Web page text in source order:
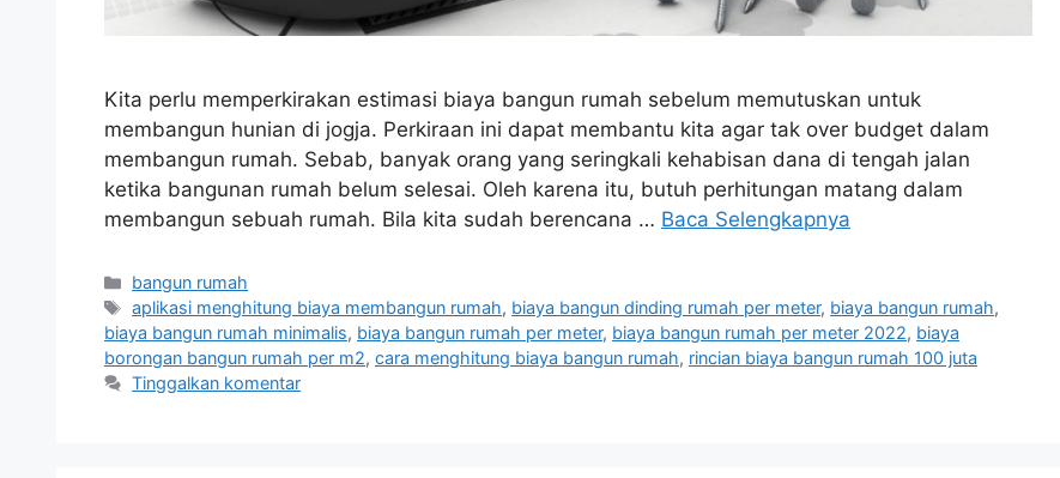
Kita perlu memperkirakan estimasi biaya bangun rumah sebelum memutuskan untuk
membangun hunian di jogja. Perkiraan ini dapat membantu kita agar tak over budget dalam
membangun rumah. Sebab, banyak orang yang seringkali kehabisan dana di tengah jalan
ketika bangunan rumah belum selesai. Oleh karena itu, butuh perhitungan matang dalam
membangun sebuah rumah. Bila kita sudah berencana … Baca Selengkapnya
Kategori
bangun rumah
Tag
aplikasi menghitung biaya membangun rumah, biaya bangun dinding rumah per meter, biaya bangun rumah,
biaya bangun rumah minimalis, biaya bangun rumah per meter, biaya bangun rumah per meter 2022, biaya
borongan bangun rumah per m2, cara menghitung biaya bangun rumah, rincian biaya bangun rumah 100 juta
Tinggalkan komentar